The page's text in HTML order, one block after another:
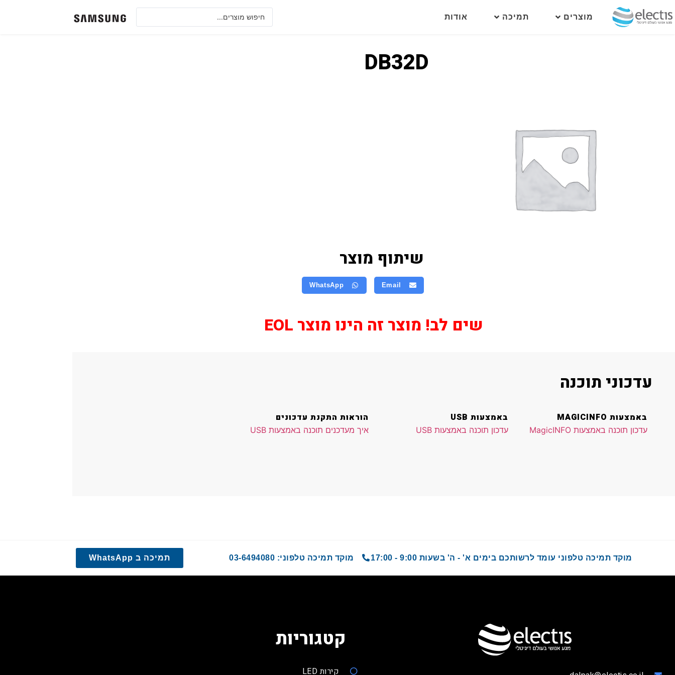
מוצרים תמיכה אודות
DB32D
שיתוף מוצר
Email
WhatsApp
שים לב! מוצר זה הינו מוצר EOL
עדכוני תוכנה
באמצעות MAGICINFO
עדכון תוכנה באמצעות MagicINFO
באמצעות USB
עדכון תוכנה באמצעות USB
הוראות התקנת עדכונים
איך מעדכנים תוכנה באמצעות USB
מוקד תמיכה טלפוני עומד לרשותכם בימים א' - ה' בשעות 9:00 - 17:00 מוקד תמיכה טלפוני: 03-6494080 תמיכה ב WhatsApp
קטגוריות
קירות LED